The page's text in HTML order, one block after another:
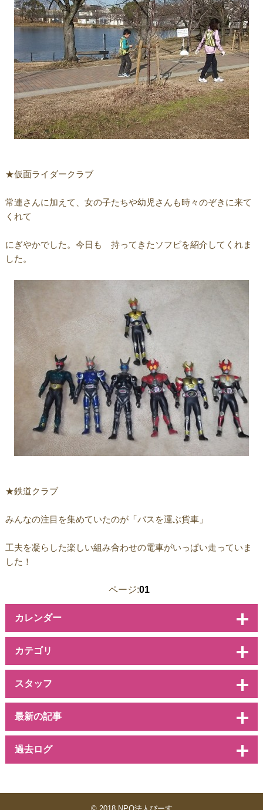
★仮面ライダークラブ
常連さんに加えて、女の子たちや幼児さんも時々のぞきに来て
くれて
にぎやかでした。今日も 持ってきたソフビを紹介してくれま
した。
★鉄道クラブ
みんなの注目を集めていたのが「バスを運ぶ貨車」
工夫を凝らした楽しい組み合わせの電車がいっぱい走っていま
した！
ページ:01
カレンダー
カテゴリ
スタッフ
最新の記事
過去ログ